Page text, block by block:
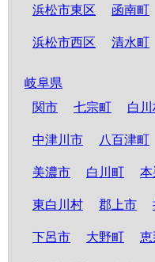
浜松市東区 函南町
浜松市西区 清水町
岐阜県
関市
七宗町 白
中津川市 八百津町
美濃市 白川町 本
東白川村 郡上市
下呂市 大野町 恵